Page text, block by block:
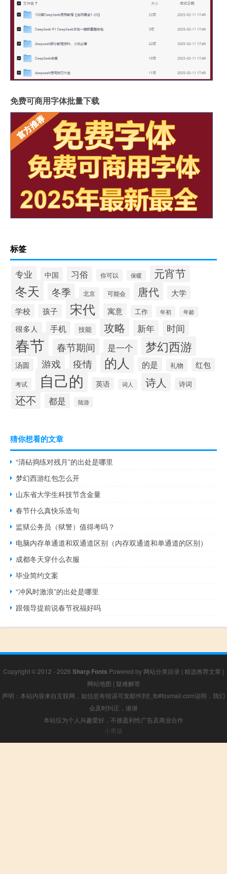
免费可商用字体批量下载
标签
专业 中国 习俗 你可以 保暖 元宵节
冬天 冬季 北京 可能会 唐代
大学
学校
孩子 宋代 寓意 工作 年初 年龄
很多人 手机 技能 攻略 新年 时间
春节 春节期间 是一个 梦幻西游
汤圆 游戏 疫情 的人 的是 礼物 红包
考试 自己的 英语 词人 诗人 诗词
还不 都是 陆游
猜你想看的文章
“清砧捣练对残月”的出处是哪里
梦幻西游红包怎么开
山东省大学生科技节含金量
春节什么真快乐造句
监狱公务员（狱警）值得考吗？
电脑内存单通道和双通道区别（内存双通道和单通道的区别）
成都冬天穿什么衣服
毕业简约文案
“冲风时激浪”的出处是哪里
跟领导提前说春节祝福好吗
Copyright © 2012 - 2026 Sharp Fonts Powered by 网站分类目录 | 精选推荐文章 |
网站地图 | 疑难解答
声明：本站内容来自互联网，如信息有错误可发邮件到f_fb#foxmail.com说明，我们
会及时纠正，谢谢
本站仅为个人兴趣爱好，不接盈利性广告及商业合作
小男孩